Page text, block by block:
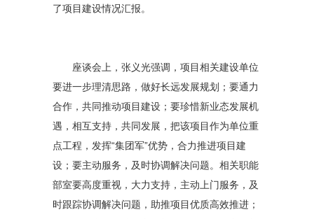
了项目建设情况汇报。
座谈会上，张义光强调，项目相关建设单位
要进一步理清思路，做好长远发展规划；要通力
合作，共同推动项目建设；要珍惜新业态发展机
遇，相互支持，共同发展，把该项目作为单位重
点工程，发挥“集团军”优势，合力推进项目建
设；要主动服务，及时协调解决问题。相关职能
部室要高度重视，大力支持，主动上门服务，及
时跟踪协调解决问题，助推项目优质高效推进；